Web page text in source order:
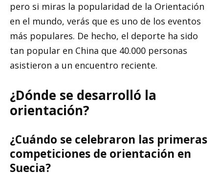
pero si miras la popularidad de la Orientación
en el mundo, verás que es uno de los eventos
más populares. De hecho, el deporte ha sido
tan popular en China que 40.000 personas
asistieron a un encuentro reciente.
¿Dónde se desarrolló la
orientación?
¿Cuándo se celebraron las primeras
competiciones de orientación en
Suecia?